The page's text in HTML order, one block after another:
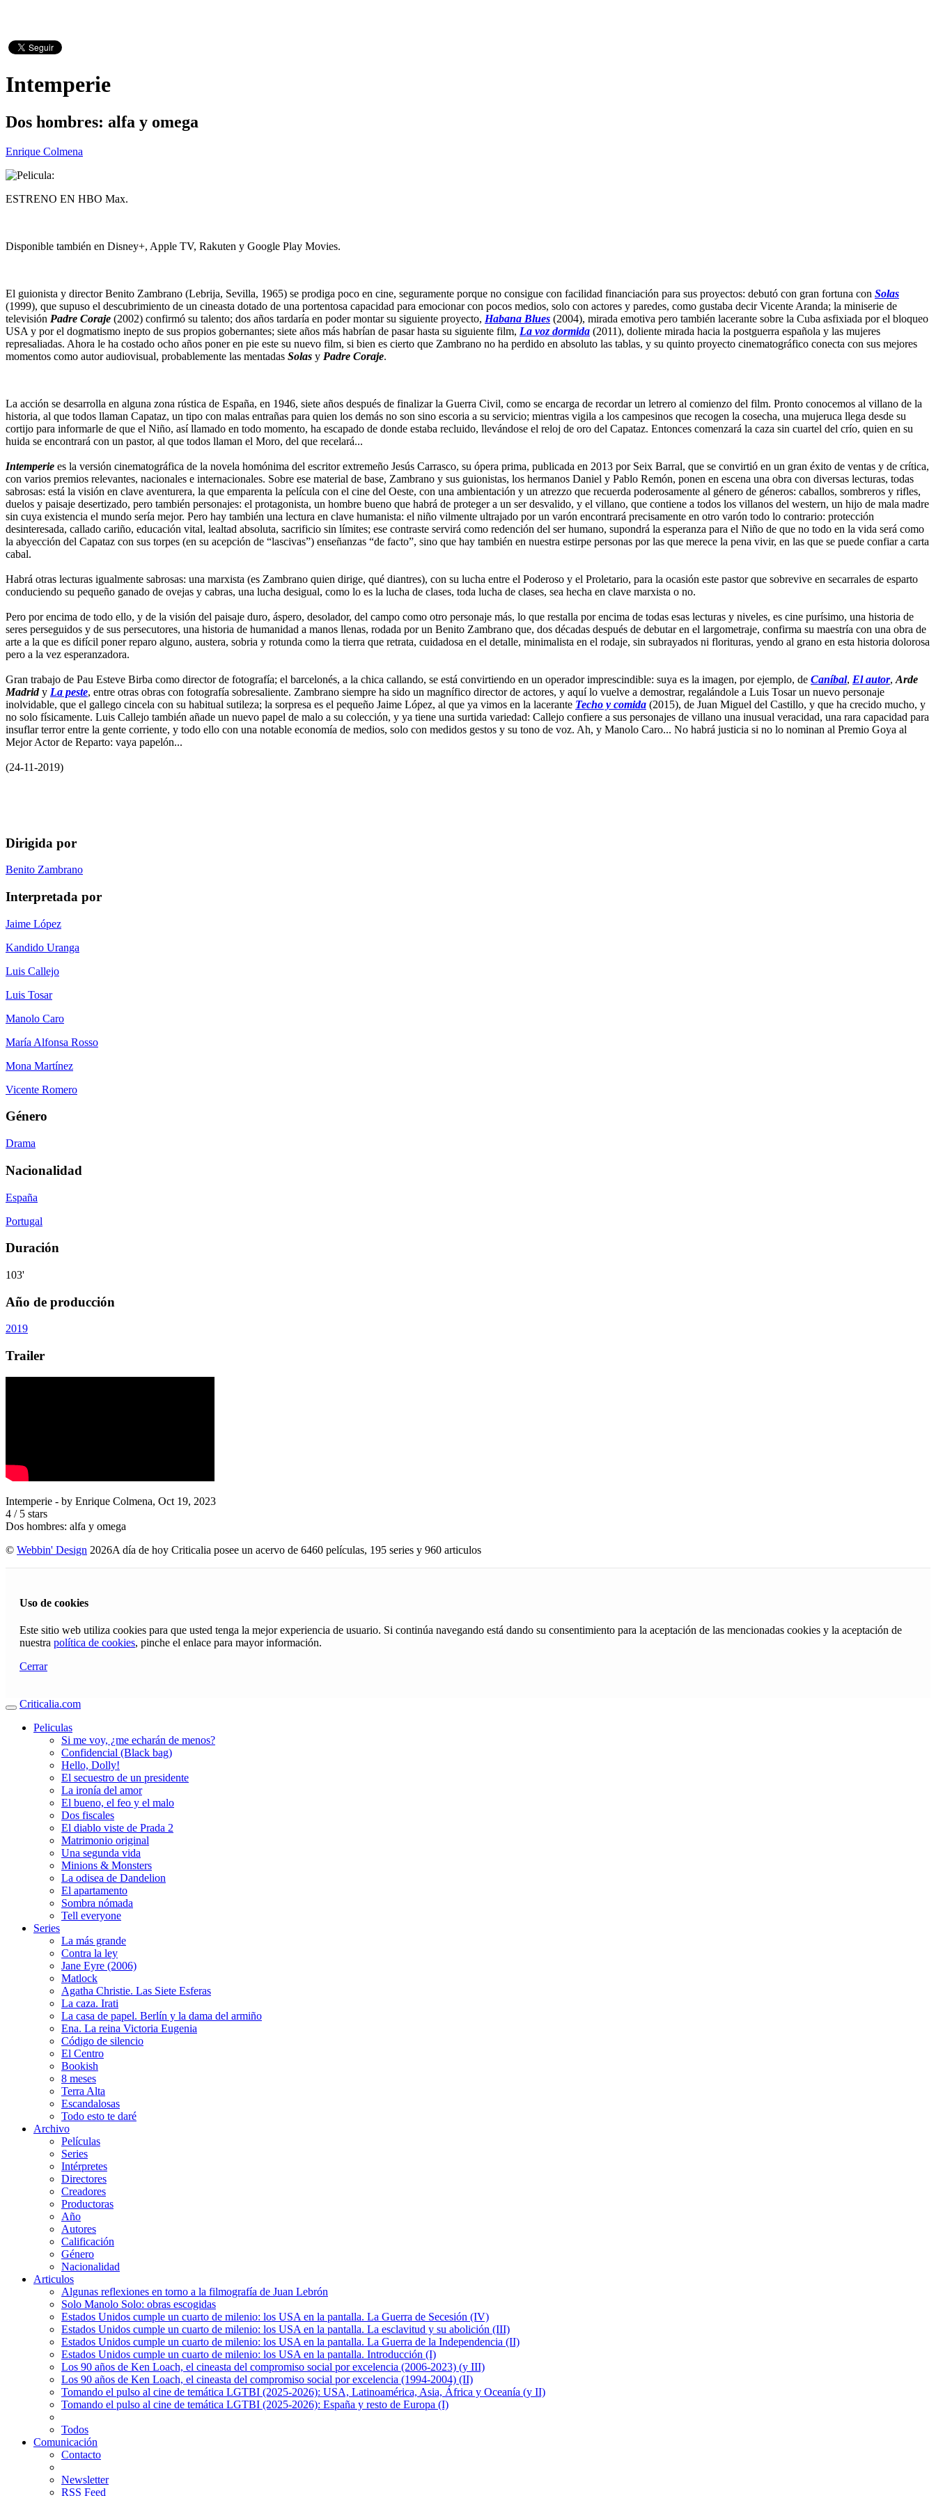
Intemperie
Dos hombres: alfa y omega
Enrique Colmena
ESTRENO EN HBO Max.
Disponible también en Disney+, Apple TV, Rakuten y Google Play Movies.
El guionista y director Benito Zambrano (Lebrija, Sevilla, 1965) se prodiga poco en cine, seguramente porque no consigue con facilidad financiación para sus proyectos: debutó con gran fortuna con Solas
(1999), que supuso el descubrimiento de un cineasta dotado de una portentosa capacidad para emocionar con pocos medios, solo con actores y paredes, como gustaba decir Vicente Aranda; la miniserie de
televisión Padre Coraje (2002) confirmó su talento; dos años tardaría en poder montar su siguiente proyecto, Habana Blues (2004), mirada emotiva pero también lacerante sobre la Cuba asfixiada por el bloqueo
USA y por el dogmatismo inepto de sus propios gobernantes; siete años más habrían de pasar hasta su siguiente film, La voz dormida (2011), doliente mirada hacia la postguerra española y las mujeres
represaliadas. Ahora le ha costado ocho años poner en pie este su nuevo film, si bien es cierto que Zambrano no ha perdido en absoluto las tablas, y su quinto proyecto cinematográfico conecta con sus mejores
momentos como autor audiovisual, probablemente las mentadas Solas y Padre Coraje.
La acción se desarrolla en alguna zona rústica de España, en 1946, siete años después de finalizar la Guerra Civil, como se encarga de recordar un letrero al comienzo del film. Pronto conocemos al villano de la
historia, al que todos llaman Capataz, un tipo con malas entrañas para quien los demás no son sino escoria a su servicio; mientras vigila a los campesinos que recogen la cosecha, una mujeruca llega desde su
cortijo para informarle de que el Niño, así llamado en todo momento, ha escapado de donde estaba recluido, llevándose el reloj de oro del Capataz. Entonces comenzará la caza sin cuartel del crío, quien en su
huida se encontrará con un pastor, al que todos llaman el Moro, del que recelará...
Intemperie es la versión cinematográfica de la novela homónima del escritor extremeño Jesús Carrasco, su ópera prima, publicada en 2013 por Seix Barral, que se convirtió en un gran éxito de ventas y de crítica,
con varios premios relevantes, nacionales e internacionales. Sobre ese material de base, Zambrano y sus guionistas, los hermanos Daniel y Pablo Remón, ponen en escena una obra con diversas lecturas, todas
sabrosas: está la visión en clave aventurera, la que emparenta la película con el cine del Oeste, con una ambientación y un atrezzo que recuerda poderosamente al género de géneros: caballos, sombreros y rifles,
duelos y paisaje desertizado, pero también personajes: el protagonista, un hombre bueno que habrá de proteger a un ser desvalido, y el villano, que contiene a todos los villanos del western, un hijo de mala madre
sin cuya existencia el mundo sería mejor. Pero hay también una lectura en clave humanista: el niño vilmente ultrajado por un varón encontrará precisamente en otro varón todo lo contrario: protección
desinteresada, callado cariño, educación vital, lealtad absoluta, sacrificio sin límites; ese contraste servirá como redención del ser humano, supondrá la esperanza para el Niño de que no todo en la vida será como
la abyección del Capataz con sus torpes (en su acepción de “lascivas”) enseñanzas “de facto”, sino que hay también en nuestra estirpe personas por las que merece la pena vivir, en las que se puede confiar a carta
cabal.
Habrá otras lecturas igualmente sabrosas: una marxista (es Zambrano quien dirige, qué diantres), con su lucha entre el Poderoso y el Proletario, para la ocasión este pastor que sobrevive en secarrales de esparto
conduciendo su pequeño ganado de ovejas y cabras, una lucha desigual, como lo es la lucha de clases, toda lucha de clases, sea hecha en clave marxista o no.
Pero por encima de todo ello, y de la visión del paisaje duro, áspero, desolador, del campo como otro personaje más, lo que restalla por encima de todas esas lecturas y niveles, es cine purísimo, una historia de
seres perseguidos y de sus persecutores, una historia de humanidad a manos llenas, rodada por un Benito Zambrano que, dos décadas después de debutar en el largometraje, confirma su maestría con una obra de
arte a la que es difícil poner reparo alguno, austera, sobria y rotunda como la tierra que retrata, cuidadosa en el detalle, minimalista en el rodaje, sin subrayados ni florituras, yendo al grano en esta historia dolorosa
pero a la vez esperanzadora.
Gran trabajo de Pau Esteve Birba como director de fotografía; el barcelonés, a la chica callando, se está convirtiendo en un operador imprescindible: suya es la imagen, por ejemplo, de Caníbal, El autor, Arde
Madridy La peste, entre otras obras con fotografía sobresaliente. Zambrano siempre ha sido un magnífico director de actores, y aquí lo vuelve a demostrar, regalándole a Luis Tosar un nuevo personaje
inolvidable, que el gallego cincela con su habitual sutileza; la sorpresa es el pequeño Jaime López, al que ya vimos en la lacerante Techo y comida (2015), de Juan Miguel del Castillo, y que ha crecido mucho, y
no solo físicamente. Luis Callejo también añade un nuevo papel de malo a su colección, y ya tiene una surtida variedad: Callejo confiere a sus personajes de villano una inusual veracidad, una rara capacidad para
insuflar terror entre la gente corriente, y todo ello con una notable economía de medios, solo con medidos gestos y su tono de voz. Ah, y Manolo Caro... No habrá justicia si no lo nominan al Premio Goya al
Mejor Actor de Reparto: vaya papelón...
(24-11-2019)
Dirigida por
Benito Zambrano
Interpretada por
Jaime López
Kandido Uranga
Luis Callejo
Luis Tosar
Manolo Caro
María Alfonsa Rosso
Mona Martínez
Vicente Romero
Género
Drama
Nacionalidad
España
Portugal
Duración
103'
Año de producción
2019
Trailer
Intemperie - by Enrique Colmena, Oct 19, 2023
4 / 5 stars
Dos hombres: alfa y omega
© Webbin' Design 2026A día de hoy Criticalia posee un acervo de 6460 películas, 195 series y 960 articulos
Uso de cookies
Este sitio web utiliza cookies para que usted tenga la mejor experiencia de usuario. Si continúa navegando está dando su consentimiento para la aceptación de las mencionadas cookies y la aceptación de
nuestra política de cookies, pinche el enlace para mayor información.
Cerrar
Criticalia.com
Peliculas
Si me voy, ¿me echarán de menos?
Confidencial (Black bag)
Hello, Dolly!
El secuestro de un presidente
La ironía del amor
El bueno, el feo y el malo
Dos fiscales
El diablo viste de Prada 2
Matrimonio original
Una segunda vida
Minions & Monsters
La odisea de Dandelion
El apartamento
Sombra nómada
Tell everyone
Series
La más grande
Contra la ley
Jane Eyre (2006)
Matlock
Agatha Christie. Las Siete Esferas
La caza. Irati
La casa de papel. Berlín y la dama del armiño
Ena. La reina Victoria Eugenia
Código de silencio
El Centro
Bookish
8 meses
Terra Alta
Escandalosas
Todo esto te daré
Archivo
Películas
Series
Intérpretes
Directores
Creadores
Productoras
Año
Autores
Calificación
Género
Nacionalidad
Articulos
Algunas reflexiones en torno a la filmografía de Juan Lebrón
Solo Manolo Solo: obras escogidas
Estados Unidos cumple un cuarto de milenio: los USA en la pantalla. La Guerra de Secesión (IV)
Estados Unidos cumple un cuarto de milenio: los USA en la pantalla. La esclavitud y su abolición (III)
Estados Unidos cumple un cuarto de milenio: los USA en la pantalla. La Guerra de la Independencia (II)
Estados Unidos cumple un cuarto de milenio: los USA en la pantalla. Introducción (I)
Los 90 años de Ken Loach, el cineasta del compromiso social por excelencia (2006-2023) (y III)
Los 90 años de Ken Loach, el cineasta del compromiso social por excelencia (1994-2004) (II)
Tomando el pulso al cine de temática LGTBI (2025-2026): USA, Latinoamérica, Asia, África y Oceanía (y II)
Tomando el pulso al cine de temática LGTBI (2025-2026): España y resto de Europa (I)
Todos
Comunicación
Contacto
Newsletter
RSS Feed